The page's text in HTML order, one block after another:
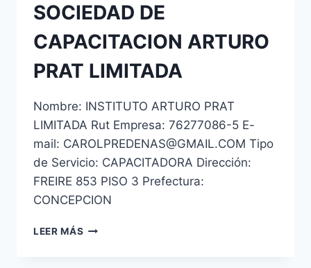
SEGURIDAD
E.I.R.L.
SOCIEDAD DE
CAPACITACION ARTURO
PRAT LIMITADA
Nombre: INSTITUTO ARTURO PRAT
LIMITADA Rut Empresa: 76277086-5 E-
mail: CAROLPREDENAS@GMAIL.COM Tipo
de Servicio: CAPACITADORA Dirección:
FREIRE 853 PISO 3 Prefectura:
CONCEPCION
LEER MÁS SOCIEDAD